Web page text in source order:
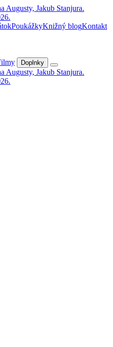
PoukážkyKnižný blogKontakt
Doplnky